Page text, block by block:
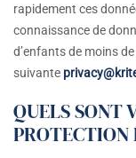
rapidement ces
connaissance de
d’enfants de moins
suivante
QUELS SONT
PROTECTION